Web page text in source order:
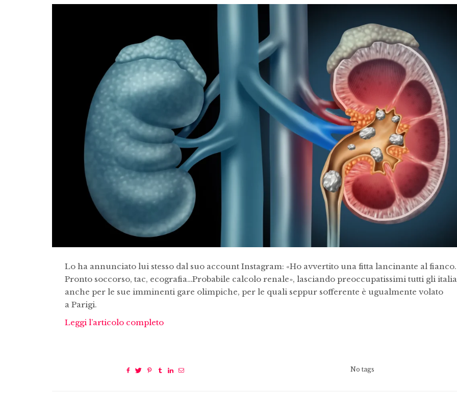
Lo ha annunciato lui stesso dal suo account Instagram: «Ho avvertito una fitta lancinante al fianco.
Pronto soccorso, tac, ecografia…Probabile calcolo renale», lasciando preoccupatissimi tutti gli
anche per le sue imminenti gare olimpiche, per le quali seppur sofferente è ugualmente volato
a Parigi.
Leggi l’articolo completo
No tags